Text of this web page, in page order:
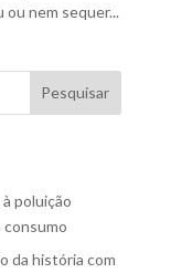
nem sequer...
Pesquisar
poluição
consumo
da história com